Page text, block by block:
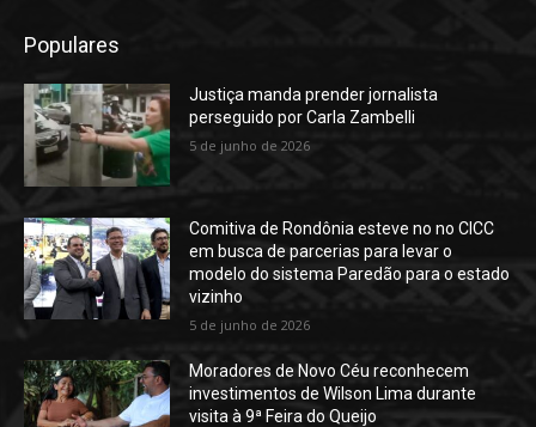
Populares
Justiça manda prender jornalista
perseguido por Carla Zambelli
5 de junho de 2026
Comitiva de Rondônia esteve no no CICC
em busca de parcerias para levar o
modelo do sistema Paredão para o estado
vizinho
5 de junho de 2026
Moradores de Novo Céu reconhecem
investimentos de Wilson Lima durante
visita à 9ª Feira do Queijo